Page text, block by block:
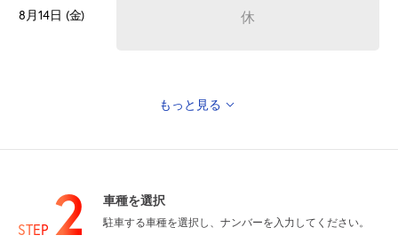
8月14日 (金) 休
8月16日 (日) 休
もっと見る
STEP 2 車種を選択
駐車する車種を選択し、ナンバーを入力してください。